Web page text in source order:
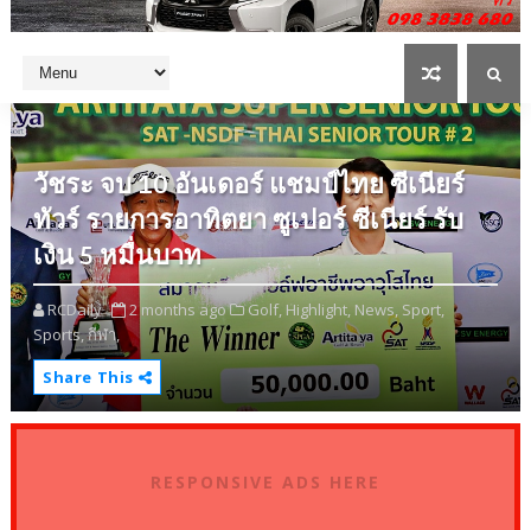
วัชระ จบ 10 อันเดอร์ แชมป์ไทย ซีเนียร์
ทัวร์ รายการอาทิตยา ซูเปอร์ ซีเนียร์ รับ
เงิน 5 หมื่นบาท
RCDaily 2 months ago Golf, Highlight, News, Sport,
Sports,กีฬา,
Share This
RESPONSIVE ADS HERE